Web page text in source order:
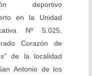
deportivo
en la Unidad
Nº 5.025,
Corazón de
de la localidad
Antonio de los